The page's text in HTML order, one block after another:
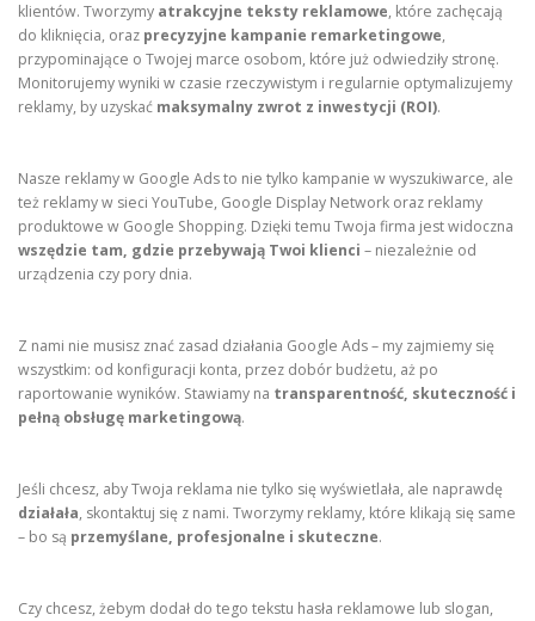
klientów. Tworzymy atrakcyjne teksty reklamowe, które zachęcają
do kliknięcia, oraz precyzyjne kampanie remarketingowe,
przypominające o Twojej marce osobom, które już odwiedziły stronę.
Monitorujemy wyniki w czasie rzeczywistym i regularnie optymalizujemy
reklamy, by uzyskać maksymalny zwrot z inwestycji (ROI).
Nasze reklamy w Google Ads to nie tylko kampanie w wyszukiwarce, ale
też reklamy w sieci YouTube, Google Display Network oraz reklamy
produktowe w Google Shopping. Dzięki temu Twoja firma jest widoczna
wszędzie tam, gdzie przebywają Twoi klienci – niezależnie od
urządzenia czy pory dnia.
Z nami nie musisz znać zasad działania Google Ads – my zajmiemy się
wszystkim: od konfiguracji konta, przez dobór budżetu, aż po
raportowanie wyników. Stawiamy na transparentność, skuteczność i
pełną obsługę marketingową.
Jeśli chcesz, aby Twoja reklama nie tylko się wyświetlała, ale naprawdę
działała, skontaktuj się z nami. Tworzymy reklamy, które klikają się same
– bo są przemyślane, profesjonalne i skuteczne.
Czy chcesz, żebym dodał do tego tekstu hasła reklamowe lub slogan,